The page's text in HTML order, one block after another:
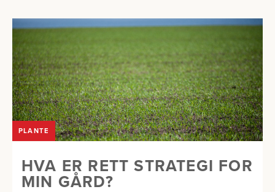
PLANTE
HVA ER RETT STRATEGI FOR
MIN GÅRD?